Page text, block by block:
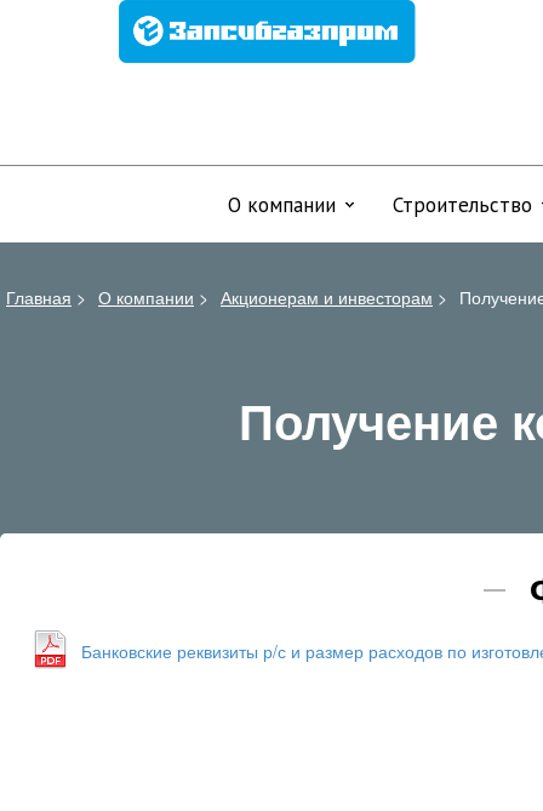
О компании Строительство
Главная > О компании > Акционерам и инвесторам >
Получение
Банковские реквизиты р/с и размер расходов по